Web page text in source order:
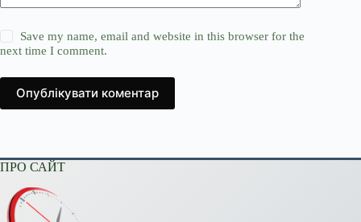
Save my name, email and website in this browser for the
next time I comment.
Опублікувати коментар
ПРО САЙТ